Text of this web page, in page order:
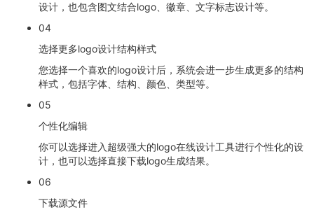
设计，也包含图文结合logo、徽章、文字标志设计等。
04
选择更多logo设计结构样式
您选择一个喜欢的logo设计后，系统会进一步生成更多的结构
样式，包括字体、结构、颜色、类型等。
05
个性化编辑
你可以选择进入超级强大的logo在线设计工具进行个性化的设
计，也可以选择直接下载logo生成结果。
06
下载源文件